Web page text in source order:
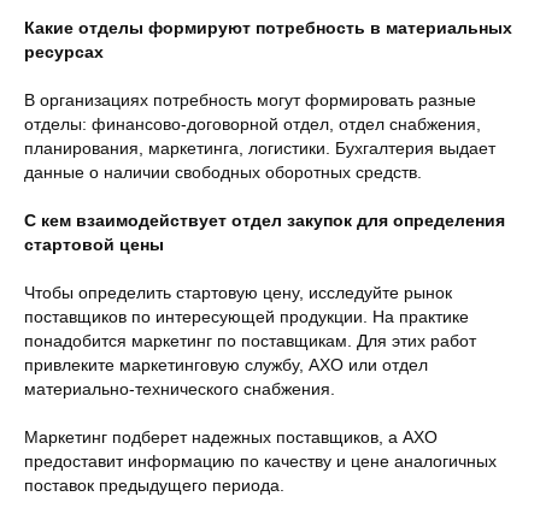
Какие отделы формируют потребность в материальных
ресурсах
В организациях потребность могут формировать разные
отделы: финансово-договорной отдел, отдел снабжения,
планирования, маркетинга, логистики. Бухгалтерия выдает
данные о наличии свободных оборотных средств.
С кем взаимодействует отдел закупок для определения
стартовой цены
Чтобы определить стартовую цену, исследуйте рынок
поставщиков по интересующей продукции. На практике
понадобится маркетинг по поставщикам. Для этих работ
привлеките маркетинговую службу, АХО или отдел
материально-технического снабжения.
Маркетинг подберет надежных поставщиков, а АХО
предоставит информацию по качеству и цене аналогичных
поставок предыдущего периода.